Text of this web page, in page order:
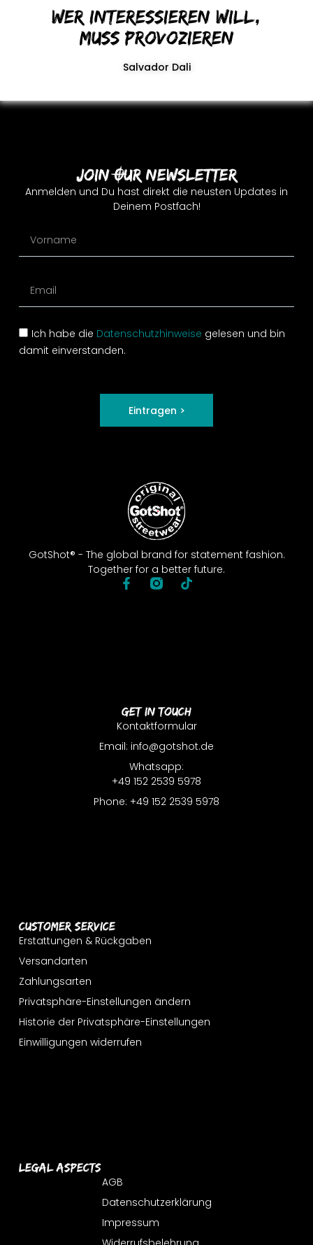
Wer interessieren will,
muss provozieren
Salvador Dali
GotShot® - The global brand for statement fashion.
Together for a better future.
Customer Service
Erstattungen & Rückgaben
Versandarten
Zahlungsarten
Privatsphäre-Einstellungen ändern
Historie der Privatsphäre-Einstellungen
Einwilligungen widerrufen
Get In Touch
Kontaktformular
Email: info@gotshot.de
Whatsapp:
+49 152 2539 5978
Phone: +49 152 2539 5978
Legal Aspects
AGB
Datenschutzerklärung
Impressum
Join Our Newsletter
Anmelden und Du hast direkt die neusten Updates in
Deinem Postfach!
Ich habe die Datenschutzhinweise gelesen und bin
damit einverstanden.
Eintragen >